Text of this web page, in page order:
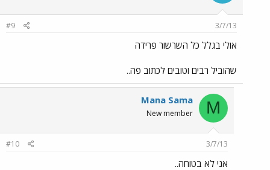
3/7/13
#9
אולי בגלל כל השרשור פרידה
שהוביל רבים וטובים לכתוב פה..
M
Mana Sama
New member
3/7/13
#10
אני לא בטוחה..